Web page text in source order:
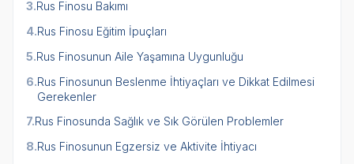
3.Rus Finosu Bakımı
4.Rus Finosu Eğitim İpuçları
5.Rus Finosunun Aile Yaşamına Uygunluğu
6.Rus Finosunun Beslenme İhtiyaçları ve Dikkat Edilmesi
Gerekenler
7.Rus Finosunda Sağlık ve Sık Görülen Problemler
8.Rus Finosunun Egzersiz ve Aktivite İhtiyacı